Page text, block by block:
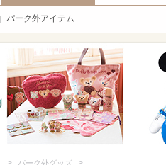
パーク外アイテム
> パーク外グッズ >